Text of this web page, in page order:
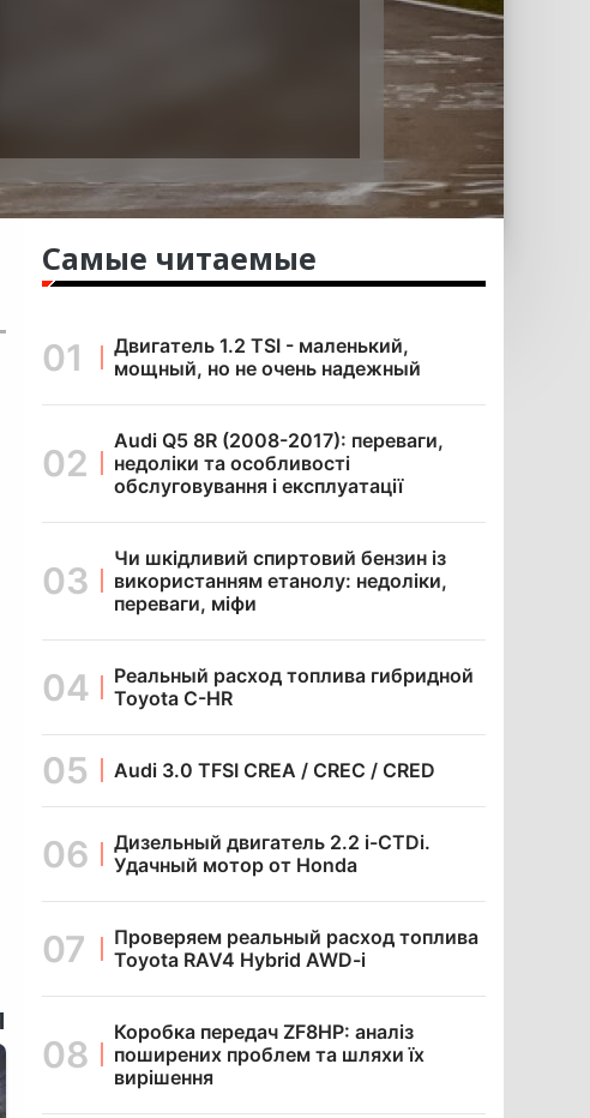
Самые читаемые
Двигатель 1.2 TSI - маленький,
мощный, но не очень надежный
Audi Q5 8R (2008-2017): переваги,
недоліки та особливості
обслуговування і експлуатації
Чи шкідливий спиртовий бензин із
використанням етанолу: недоліки,
переваги, міфи
Реальный расход топлива гибридной
Toyota C-HR
Audi 3.0 TFSI CREA / CREC / CRED
Дизельный двигатель 2.2 i-CTDi.
Удачный мотор от Honda
Проверяем реальный расход топлива
Toyota RAV4 Hybrid AWD-i
Коробка передач ZF8HP: аналіз
поширених проблем та шляхи їх
вирішення